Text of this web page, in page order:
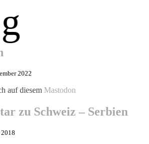
2022
auf diesem Mastodon
zu Schweiz – Serbien